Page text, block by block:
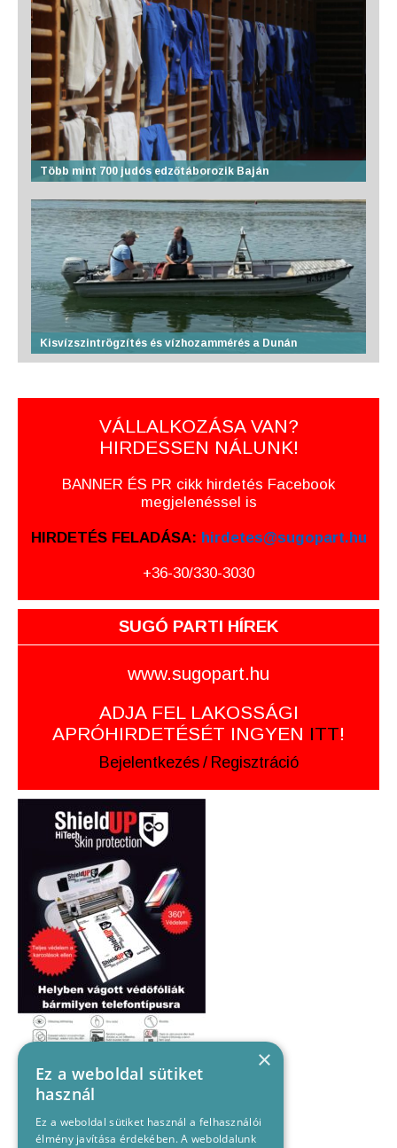
Több mint 700 judós edzőtáborozik Baján
Kisvízszintrögzítés és vízhozammérés a Dunán
VÁLLALKOZÁSA VAN?
HIRDESSEN NÁLUNK!
BANNER ÉS PR cikk hirdetés Facebook
megjelenéssel is
HIRDETÉS FELADÁSA: hirdetes@sugopart.hu
+36-30/330-3030
SUGÓ PARTI HÍREK
www.sugopart.hu
ADJA FEL LAKOSSÁGI
APRÓHIRDETÉSÉT INGYEN ITT!
Bejelentkezés / Regisztráció
×
Ez a weboldal sütiket
használ
Ez a weboldal sütiket használ a felhasználói
élmény javítása érdekében. A weboldalunk